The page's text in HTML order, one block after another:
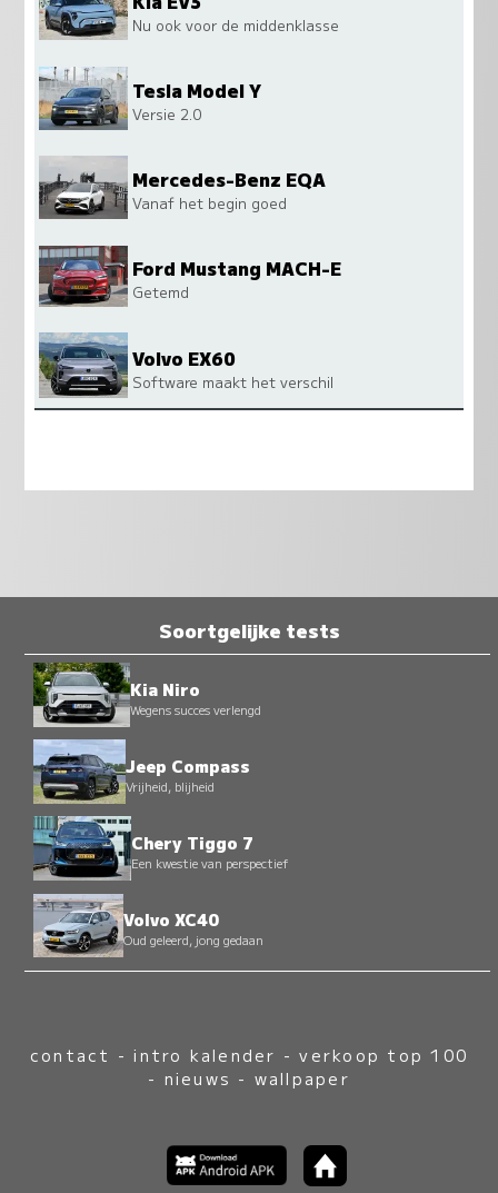
Nu ook voor de middenklasse
Tesla Model Y
Versie 2.0
Mercedes-Benz EQA
Vanaf het begin goed
Ford Mustang MACH-E
Getemd
Volvo EX60
Software maakt het verschil
Soortgelijke tests
Kia Niro
Wegens succes verlengd
Jeep Compass
Vrijheid, blijheid
Chery Tiggo 7
Een kwestie van perspectief
Volvo XC40
Oud geleerd, jong gedaan
contact -intro kalender -verkoop top 100
- nieuws - wallpaper